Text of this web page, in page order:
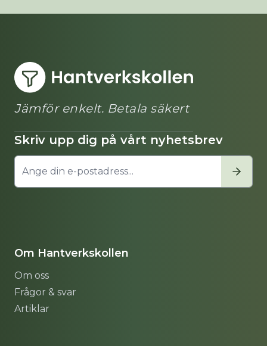
Jämför enkelt. Betala säkert
Skriv upp dig på vårt nyhetsbrev
Om Hantverkskollen
Om oss
Frågor & svar
Artiklar